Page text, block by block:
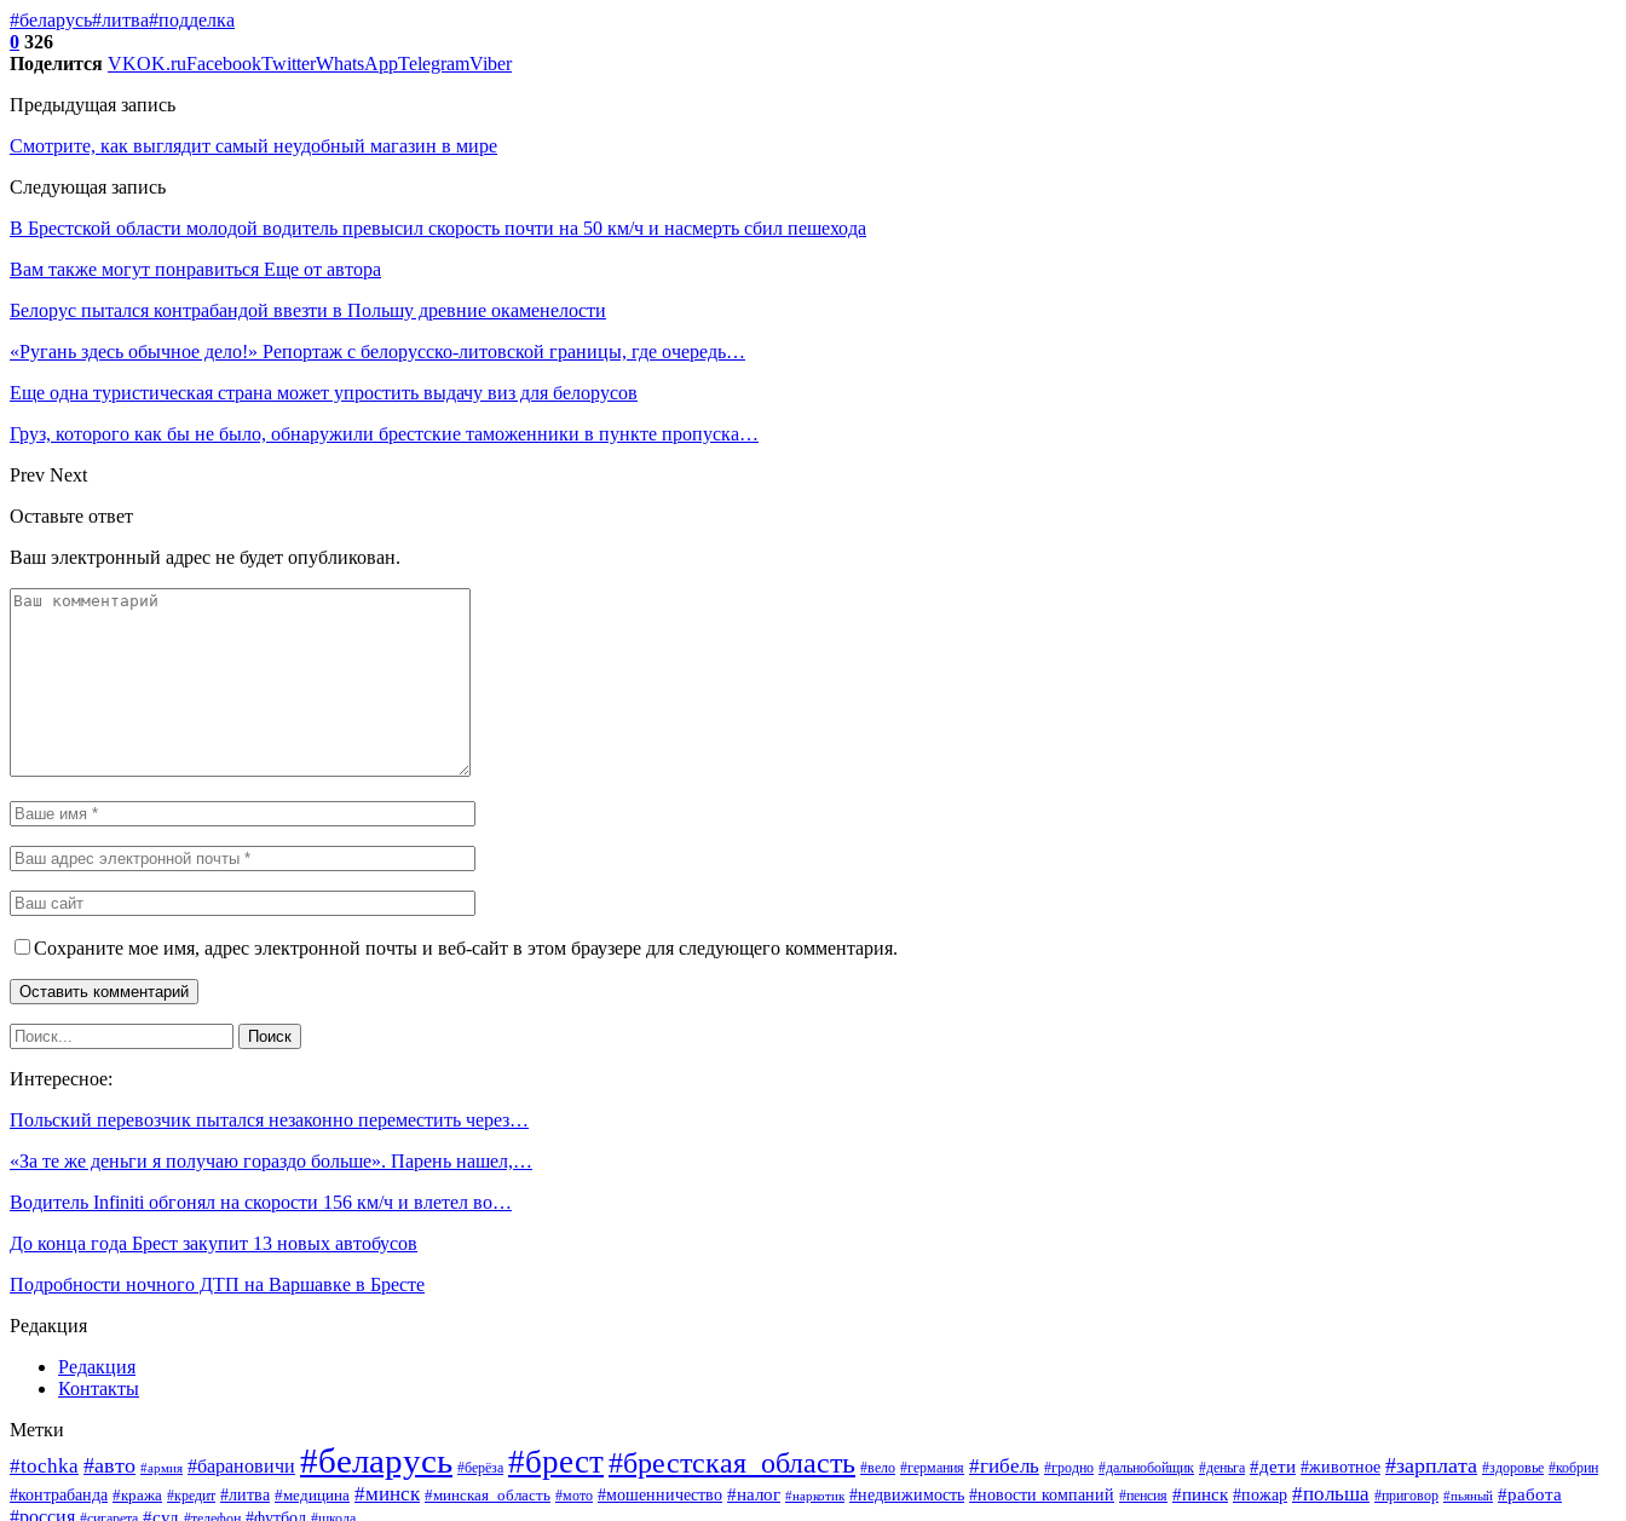
#беларусь#литва#подделка
0 326
Поделится VKOK.ruFacebookTwitterWhatsAppTelegramViber
Предыдущая запись
Смотрите, как выглядит самый неудобный магазин в мире
Следующая запись
В Брестской области молодой водитель превысил скорость почти на 50 км/ч и насмерть сбил пешехода
Вам также могут понравиться Еще от автора
Белорус пытался контрабандой ввезти в Польшу древние окаменелости
«Ругань здесь обычное дело!» Репортаж с белорусско-литовской границы, где очередь…
Еще одна туристическая страна может упростить выдачу виз для белорусов
Груз, которого как бы не было, обнаружили брестские таможенники в пункте пропуска…
Prev Next
Оставьте ответ
Ваш электронный адрес не будет опубликован.
Сохраните мое имя, адрес электронной почты и веб-сайт в этом браузере для следующего комментария.
Интересное:
Польский перевозчик пытался незаконно переместить через…
«За те же деньги я получаю гораздо больше». Парень нашел,…
Водитель Infiniti обгонял на скорости 156 км/ч и влетел во…
До конца года Брест закупит 13 новых автобусов
Подробности ночного ДТП на Варшавке в Бресте
Редакция
Редакция
Контакты
Метки
#tochka #авто #армия #барановичи #беларусь #берёза #брест#брестская_область #вело #германия #гибель #гродно #дальнобойщик #деньга #дети #животное #зарплата #здоровье #кобрин
#контрабанда #кража #кредит #литва #медицина #минск #минская_область #мото #мошенничество #налог #наркотик #недвижимость #новости компаний #пенсия #пинск #пожар #польша #приговор #пьяный #работа
#россия #суд #футбол